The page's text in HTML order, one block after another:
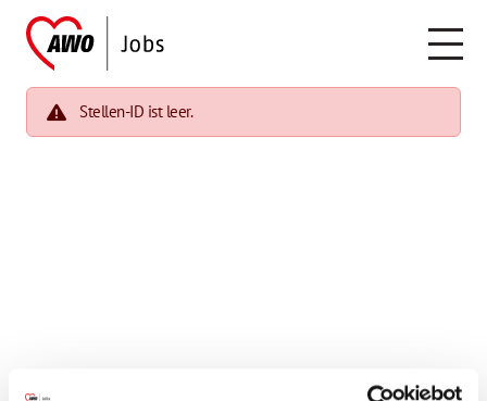
Stellen-ID ist leer.